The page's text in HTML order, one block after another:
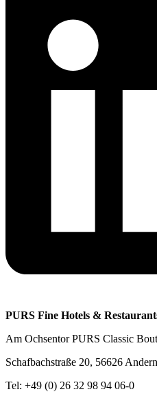
PURS Fine Hotels &
Am Ochsentor PURS Classic
Schafbachstraße 20, 56626
Tel: +49 (0) 26 32 98 94 06-0